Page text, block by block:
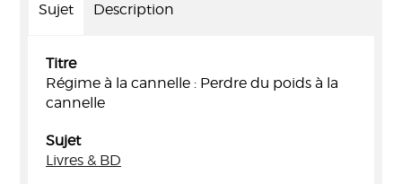
Sujet Description
Titre
Régime à la cannelle : Perdre du poids à la
cannelle
Sujet
Livres & BD